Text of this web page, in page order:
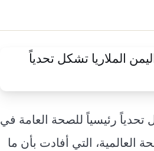
تحدياً رئيسياً للصحة العامة في
العالمية، التي أفادت بأن ما